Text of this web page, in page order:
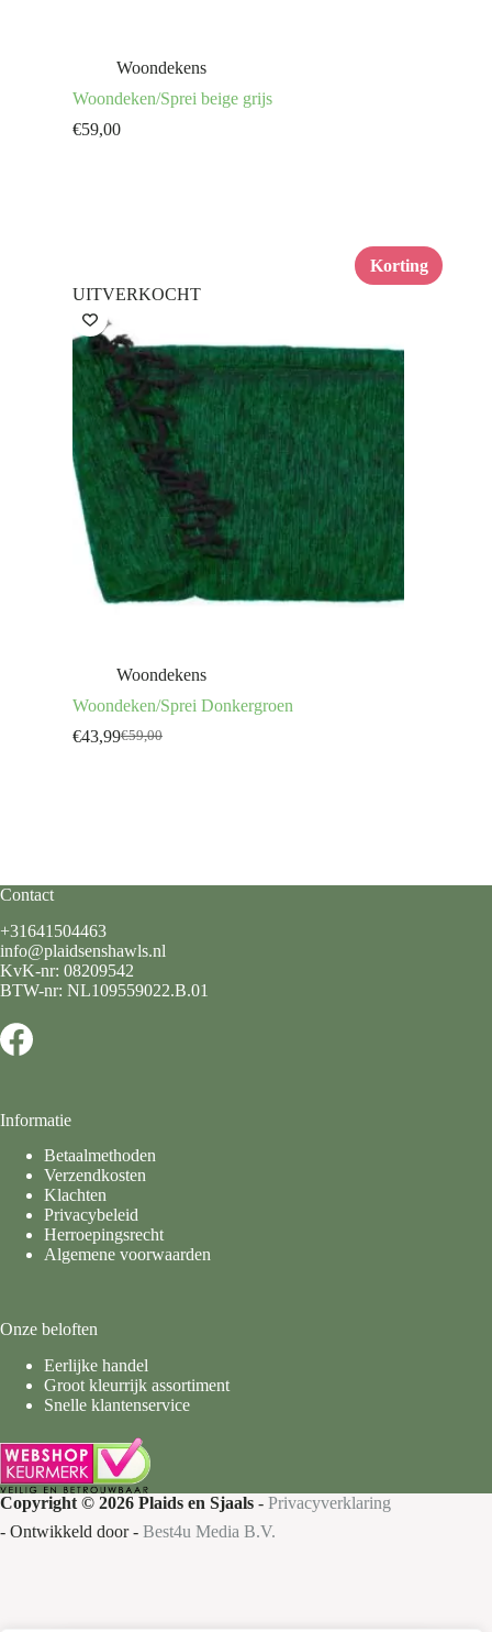
Woondekens
Woondeken/Sprei beige grijs
€59,00
UITVERKOCHT
Woondekens
Korting
Woondeken/Sprei Donkergroen
€59,00
Oorspronkelijke
€43,99Huidige
Contact
+31641504463
info@plaidsenshawls.nl
KvK-nr: 08209542
BTW-nr: NL109559022.B.01
Informatie
Betaalmethoden
Verzendkosten
Klachten
Privacybeleid
Herroepingsrecht
Algemene voorwaarden
Onze beloften
Eerlijke handel
Groot kleurrijk assortiment
Snelle klantenservice
Copyright © 2026 Plaids en Sjaals - Privacyverklaring
- Ontwikkeld door - Best4u Media B.V.